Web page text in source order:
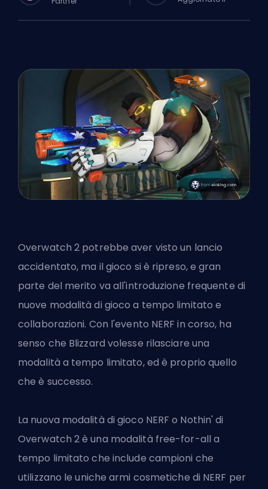
Overwatch 2 potrebbe aver visto un lancio
accidentato, ma il gioco si è ripreso, e gran
parte del merito va all'introduzione frequente di
nuove modalità di gioco a tempo limitato e
collaborazioni. Con l'evento NERF in corso, ha
senso che Blizzard volesse rilasciare una
modalità a tempo limitato, ed è proprio quello
che è successo.
La nuova modalità di gioco NERF o Nothin' di
Overwatch 2 è una modalità free-for-all a
tempo limitato che include campioni che
utilizzano le uniche armi cosmetiche di NERF per